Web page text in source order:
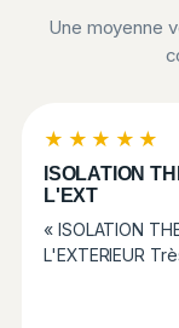
Une moyenne
★★★★★
ISOLATION
L'EXT
« ISOLATION
L'EXTERIEUR